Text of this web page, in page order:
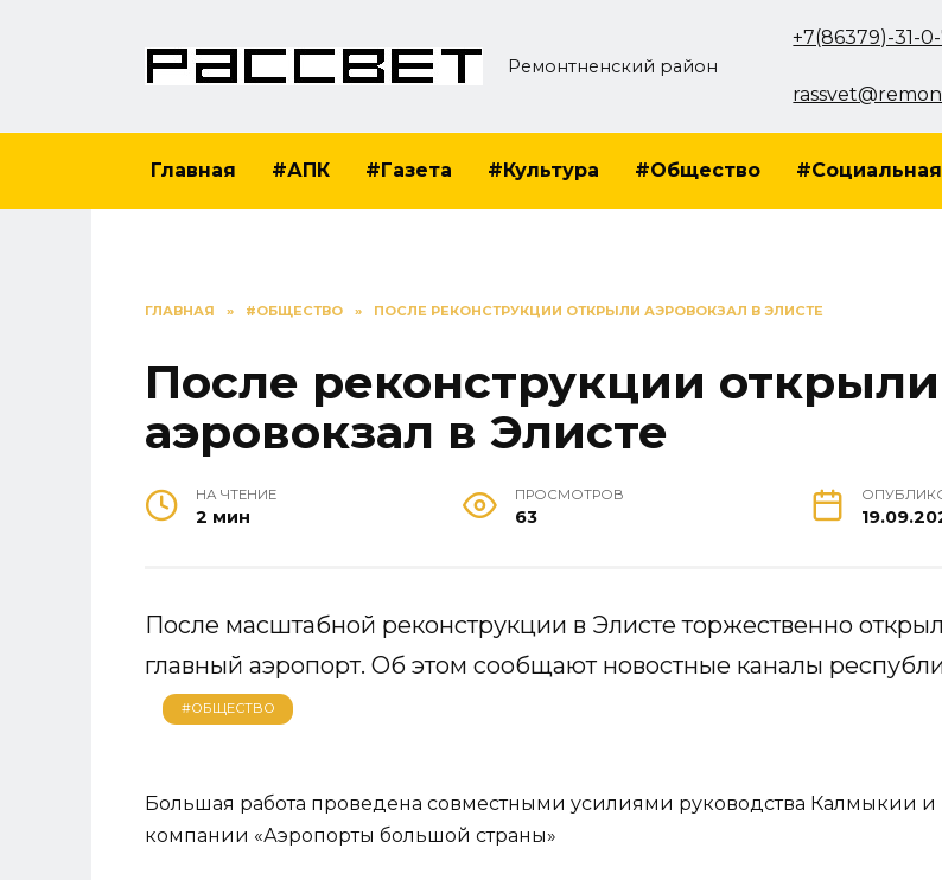
Ремонтненский район
+7(86379)-31-
Главная #АПК #Газета #Культура #Общество
ГЛАВНАЯ » #ОБЩЕСТВО » ПОСЛЕ РЕКОНСТРУКЦИИ ОТКРЫЛИ АЭРОВОКЗАЛ В ЭЛИСТЕ
После реконструкции открыли
аэровокзал в Элисте
НА ЧТЕНИЕ
2 мин
ПРОСМОТРОВ
63
После масштабной реконструкции в Элисте торжественно
главный аэропорт. Об этом сообщают новостные каналы
#ОБЩЕСТВО
Большая работа проведена совместными усилиями руководства Калмыкии и
компании «Аэропорты большой страны»